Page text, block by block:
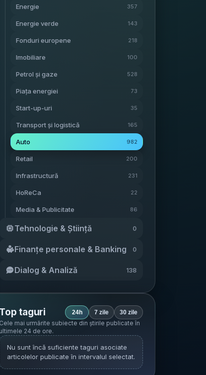
Energie 357
Energie verde 143
Fonduri europene 218
Imobiliare 100
Petrol și gaze 528
Piața energiei 73
Start-up-uri 35
Transport și logistică 165
Auto 982
Retail 200
Infrastructură 231
HoReCa 22
Media & Publicitate 86
Tehnologie & Știință 0
Finanțe personale & Banking 0
Dialog & Analiză 138
Top taguri 24h 7 zile 30 zile
Cele mai urmărite subiecte din știrile publicate în
ultimele 24 de ore.
Nu sunt încă suficiente taguri asociate
articolelor publicate în intervalul selectat.